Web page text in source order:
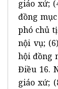
giáo xứ;
đồng
phó chủ
nội vụ;
hội đồng
Điều 16.
giáo xứ;